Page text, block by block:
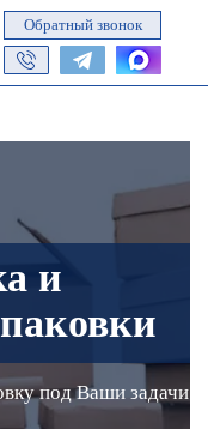
Обратный звонок
и
под Ваши задачи